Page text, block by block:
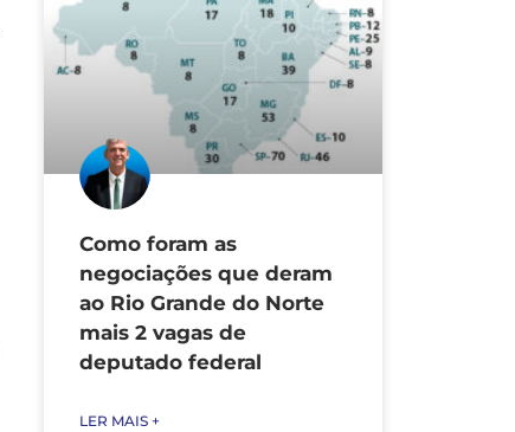
Como foram as
negociações que deram
ao Rio Grande do Norte
mais 2 vagas de
deputado federal
LER MAIS +